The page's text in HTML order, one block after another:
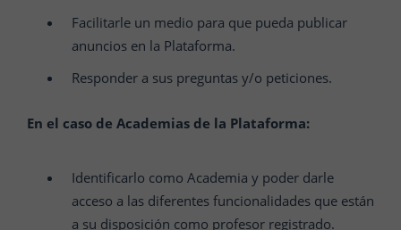
Facilitarle un medio para que pueda publicar
anuncios en la Plataforma.
Responder a sus preguntas y/o peticiones.
En el caso de Academias de la Plataforma:
Identificarlo como Academia y poder darle
acceso a las diferentes funcionalidades que están
a su disposición como profesor registrado.